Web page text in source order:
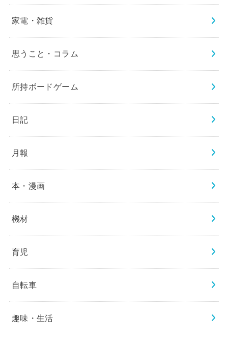
家電・雑貨
思うこと・コラム
所持ボードゲーム
日記
月報
本・漫画
機材
育児
自転車
趣味・生活